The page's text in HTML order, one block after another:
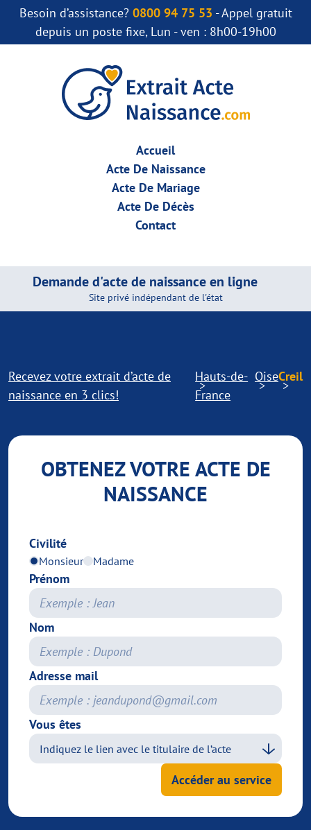
Besoin d’assistance? 0800 94 75 53 - Appel gratuit
depuis un poste fixe, Lun - ven : 8h00-19h00
Accueil
Acte De Naissance
Acte De Mariage
Acte De Décès
Contact
Demande d'acte de naissance en ligne
Site privé indépendant de l'état
Recevez votre extrait d’acte de
naissance en 3 clics!
Hauts-de-
France
OiseCreil
OBTENEZ VOTRE ACTE DE
NAISSANCE
Civilité
Monsieur Madame
Prénom
Nom
Adresse mail
Vous êtes
Accéder au service